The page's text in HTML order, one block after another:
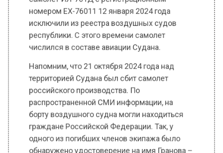
исключили из реестра воздушных судов
республики. С этого времени самолет
числился в составе авиации Судана.
территорией Судана был сбит самолет
российского производства. По
распространенной СМИ информации, на
борту воздушного судна могли находиться
граждане Российской Федерации. Так, у
одного из погибших членов экипажа было